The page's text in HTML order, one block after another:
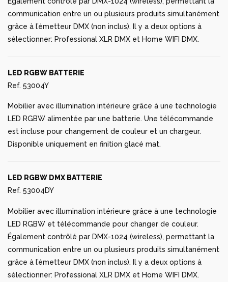
communication entre un ou plusieurs produits simultanément
grâce à l’émetteur DMX (non inclus). Il y a deux options à
sélectionner: Professional XLR DMX et Home WIFI DMX.
LED RGBW BATTERIE
Ref. 53004Y
Mobilier avec illumination intérieure grâce à une technologie
LED RGBW alimentée par une batterie. Une télécommande
est incluse pour changement de couleur et un chargeur.
Disponible uniquement en finition glacé mat.
LED RGBW DMX BATTERIE
Ref. 53004DY
Mobilier avec illumination intérieure grâce à une technologie
LED RGBW et télécommande pour changer de couleur.
Également contrôlé par DMX-1024 (wireless), permettant la
communication entre un ou plusieurs produits simultanément
grâce à l’émetteur DMX (non inclus). Il y a deux options à
sélectionner: Professional XLR DMX et Home WIFI DMX.